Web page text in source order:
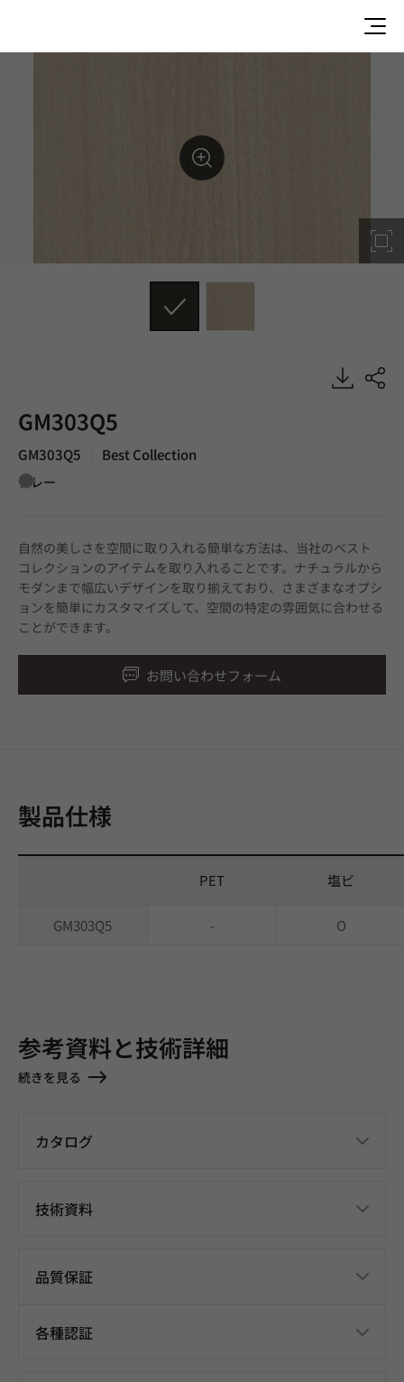
GM303Q5
GM303Q5 Best Collection
グレー
自然の美しさを空間に取り入れる簡単な方法は、当社のベスト
コレクションのアイテムを取り入れることです。ナチュラルから
モダンまで幅広いデザインを取り揃えており、さまざまなオプシ
ョンを簡単にカスタマイズして、空間の特定の雰囲気に合わせる
ことができます。
お問い合わせフォーム
製品仕様
PET 塩ビ
GM303Q5 - O
参考資料と技術詳細
続きを見る
カタログ
技術資料
品質保証
各種認証